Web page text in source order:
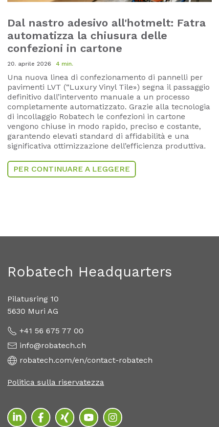
Dal nastro adesivo all'hotmelt: Fatra
automatizza la chiusura delle
confezioni in cartone
20. aprile 2026 4 min.
Una nuova linea di confezionamento di pannelli per
pavimenti LVT (“Luxury Vinyl Tile») segna il passaggio
definitivo dall’intervento manuale a un processo
completamente automatizzato. Grazie alla tecnologia
di incollaggio Robatech le confezioni in cartone
vengono chiuse in modo rapido, preciso e costante,
garantendo elevati standard di affidabilità e una
significativa ottimizzazione dell’efficienza produttiva.
PER CONTINUARE A LEGGERE
Robatech Headquarters
Pilatusring 10
5630 Muri AG
+41 56 675 77 00
info@robatech.ch
robatech.com/en/contact-robatech
Politica sulla riservatezza